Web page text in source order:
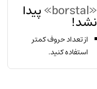
«borstal» پیدا
نشد!
از تعداد حروف کمتر
استفاده کنید.